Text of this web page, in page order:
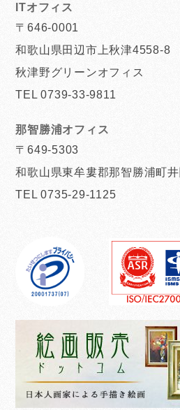
ITオフィス
〒646-0001
和歌山県田辺市上秋津4558-8
秋津野グリーンオフィス
TEL 0739-33-9811
那智勝浦オフィス
〒649-5303
和歌山県東牟婁郡那智勝浦町
TEL 0735-29-1125